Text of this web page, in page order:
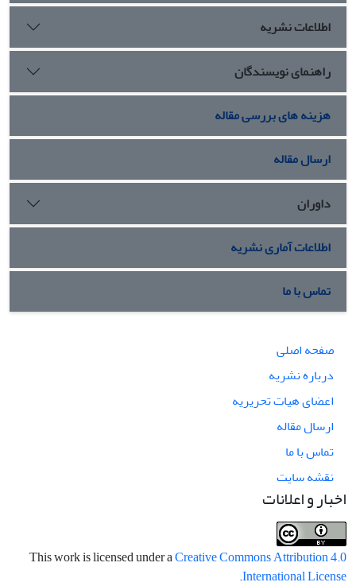
اطلاعات نشریه
راهنمای نویسندگان
هزینه های بررسی مقاله
ارسال مقاله
داوران
اطلاعات آماری نشریه
تماس با ما
صفحه اصلی
درباره نشریه
اعضای هیات تحریریه
ارسال مقاله
تماس با ما
نقشه سایت
اخبار و اعلانات
This work is licensed under aCreative Commons Attribution 4.0
International License
.